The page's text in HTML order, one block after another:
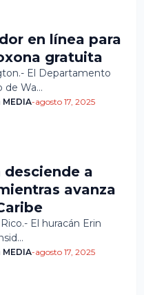
en línea para
gratuita
El Departamento
de Wa…
-agosto 17, 2025
desciende a
avanza
El huracán Erin
-agosto 17, 2025